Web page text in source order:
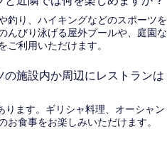
釣り、ハイキングなどのスポーツを
んびり泳げる屋外プールや、庭園な
ご利用いただけます。
の施設内か周辺にレストランは
ります。ギリシャ料理、オーシャン
お食事をお楽しみいただけます。